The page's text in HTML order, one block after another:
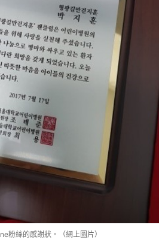
粉絲的感謝狀。（網上圖片）